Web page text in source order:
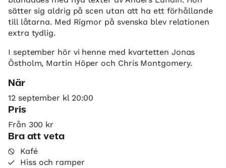
sätter sig aldrig på scen utan att ha ett förhållande
till låtarna. Med Rigmor på svenska blev relationen
extra tydlig.
I september hör vi henne med kvartetten Jonas
Östholm, Martin Höper och Chris Montgomery.
När
12 september kl 20:00
Pris
Från 300 kr
Bra att veta
Kafé
Hiss och ramper